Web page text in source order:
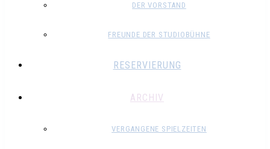
DER VORSTAND
FREUNDE DER STUDIOBÜHNE
RESERVIERUNG
ARCHIV
VERGANGENE SPIELZEITEN